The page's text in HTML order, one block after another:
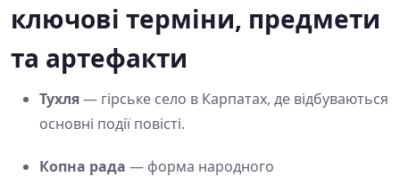
ключові терміни, предмети
та артефакти
Тухля— гірське село в Карпатах, де відбуваються
основні події повісті.
Копна рада — форма народного